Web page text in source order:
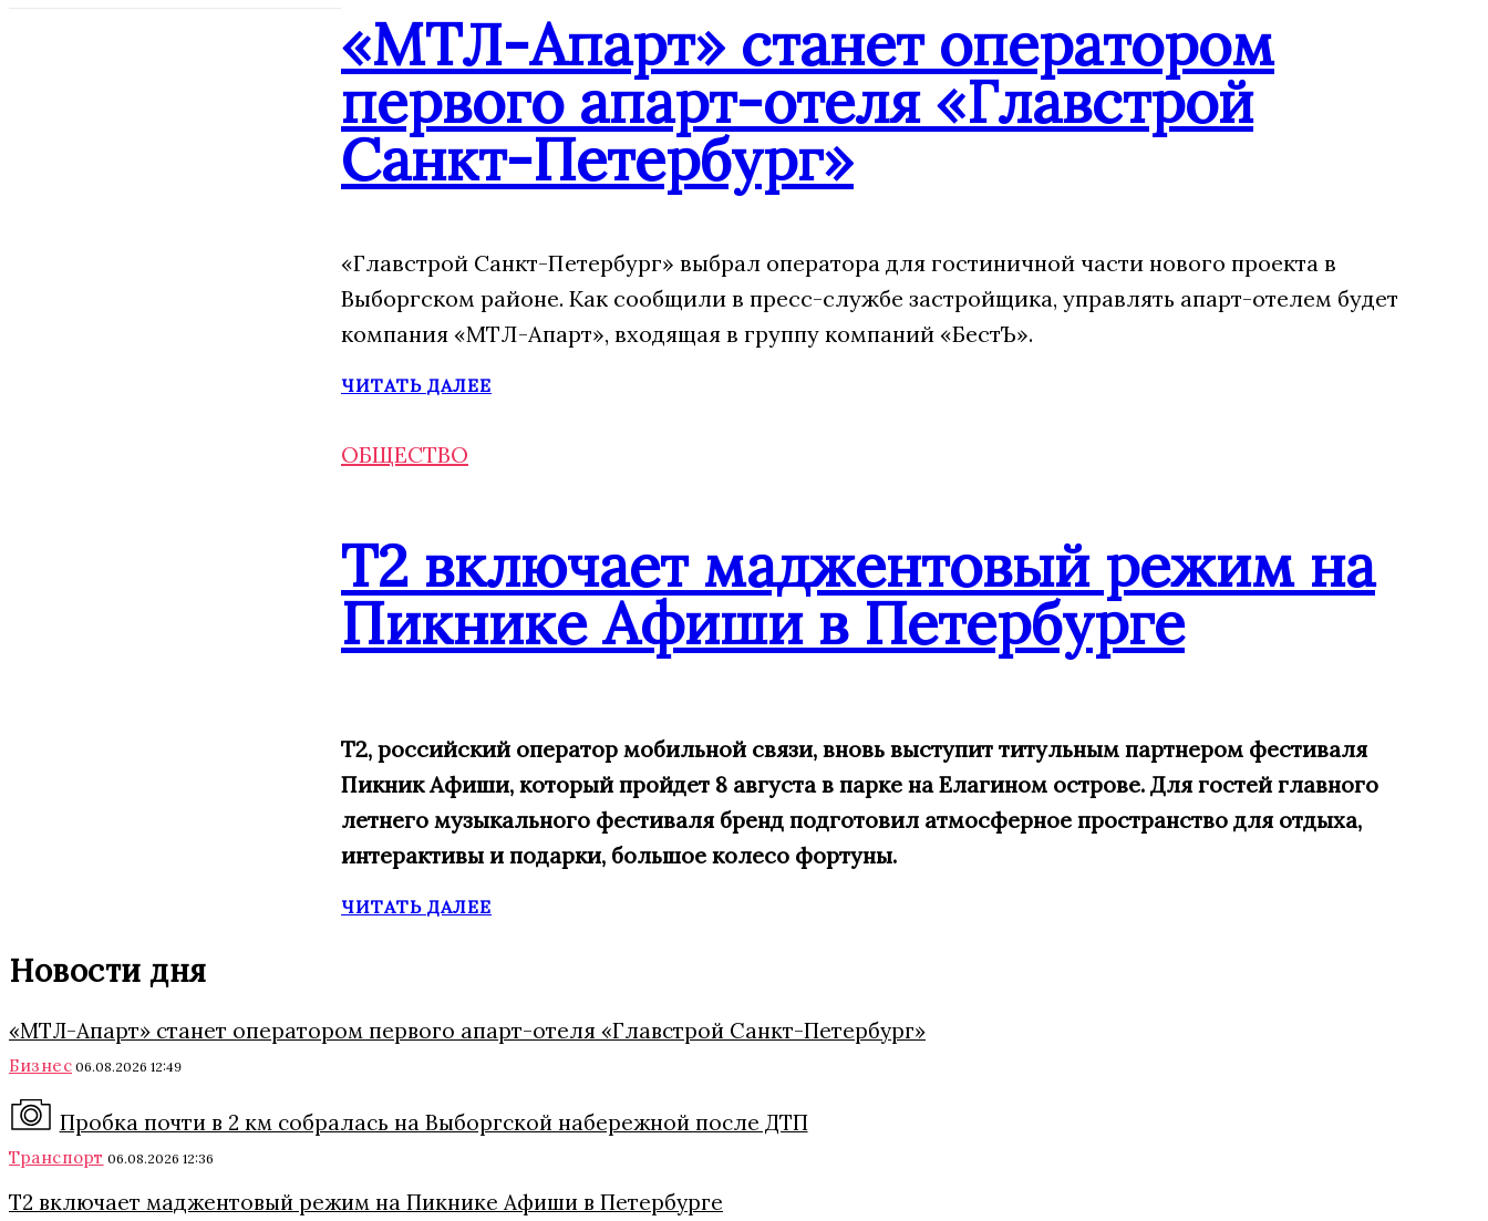
«МТЛ-Апарт» станет оператором
первого апарт-отеля «Главстрой
Санкт-Петербург»
«Главстрой Санкт-Петербург» выбрал оператора для гостиничной части нового проекта в
Выборгском районе. Как сообщили в пресс-службе застройщика, управлять апарт-отелем будет
компания «МТЛ-Апарт», входящая в группу компаний «БестЪ».
ЧИТАТЬ ДАЛЕЕ
ОБЩЕСТВО
Т2 включает маджентовый режим на
Пикнике Афиши в Петербурге
Т2, российский оператор мобильной связи, вновь выступит титульным партнером фестиваля
Пикник Афиши, который пройдет 8 августа в парке на Елагином острове. Для гостей главного
летнего музыкального фестиваля бренд подготовил атмосферное пространство для отдыха,
интерактивы и подарки, большое колесо фортуны.
ЧИТАТЬ ДАЛЕЕ
Новости дня
«МТЛ-Апарт» станет оператором первого апарт-отеля «Главстрой Санкт-Петербург»
Бизнес 06.08.2026 12:49
Пробка почти в 2 км собралась на Выборгской набережной после ДТП
Транспорт 06.08.2026 12:36
Т2 включает маджентовый режим на Пикнике Афиши в Петербурге